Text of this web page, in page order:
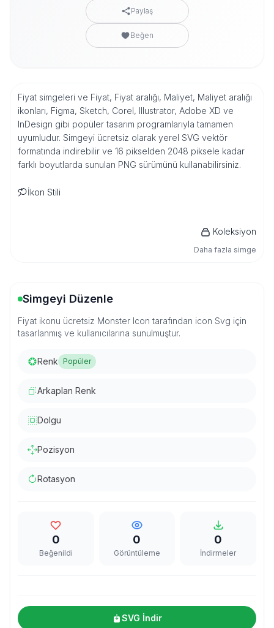
Paylaş
Beğen
Fiyat simgeleri ve Fiyat, Fiyat aralığı, Maliyet, Maliyet aralığı
ikonları, Figma, Sketch, Corel, Illustrator, Adobe XD ve
InDesign gibi popüler tasarım programlarıyla tamamen
uyumludur. Simgeyi ücretsiz olarak yerel SVG vektör
formatında indirebilir ve 16 pikselden 2048 piksele kadar
farklı boyutlarda sunulan PNG sürümünü kullanabilirsiniz.
İkon Stili
Koleksiyon
Daha fazla simge
Simgeyi Düzenle
Fiyat ikonu ücretsiz Monster Icon tarafından icon Svg için
tasarlanmış ve kullanıcılarına sunulmuştur.
Renk Popüler
Arkaplan Renk
Dolgu
Pozisyon
Rotasyon
0
Beğenildi
0
Görüntüleme
0
İndirmeler
SVG İndir